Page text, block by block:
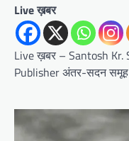
Live ख़बर
Live ख़बर – Santosh
Publisher अंतर-सदन समूह